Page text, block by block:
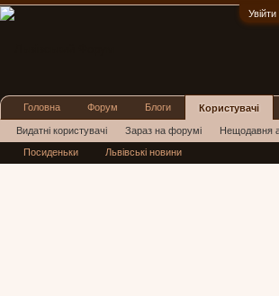
Головна Форум Блоги Користувачі
Видатні користувачі Зараз на форумі Нещодавня
Нові повідомлення профілю
Посиденьки Львівські новини